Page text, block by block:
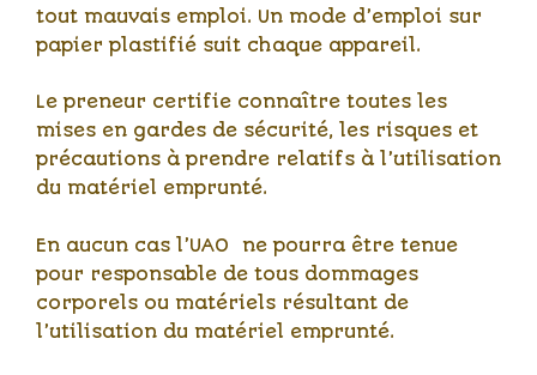
tout mauvais emploi. Un mode d’emploi sur
papier plastifié suit chaque appareil.
Le preneur certifie connaître toutes les
mises en gardes de sécurité, les risques et
précautions à prendre relatifs à l’utilisation
du matériel emprunté.
En aucun cas l’UAO ne pourra être tenue
pour responsable de tous dommages
corporels ou matériels résultant de
l’utilisation du matériel emprunté.